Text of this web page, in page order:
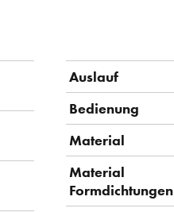
Auslauf
Bedienung
Material
Material
Formdichtungen